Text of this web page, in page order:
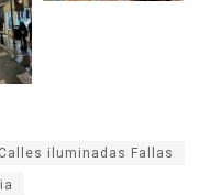
iluminadas Fallas